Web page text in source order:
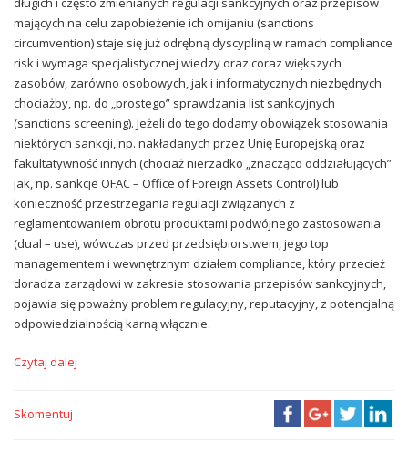
mających na celu zapobieżenie ich omijaniu (sanctions
circumvention) staje się już odrębną dyscypliną w ramach compliance
risk i wymaga specjalistycznej wiedzy oraz coraz większych
zasobów, zarówno osobowych, jak i informatycznych niezbędnych
chociażby, np. do „prostego” sprawdzania list sankcyjnych
(sanctions screening). Jeżeli do tego dodamy obowiązek stosowania
niektórych sankcji, np. nakładanych przez Unię Europejską oraz
fakultatywność innych (chociaż nierzadko „znacząco oddziałujących”
jak, np. sankcje OFAC – Office of Foreign Assets Control) lub
konieczność przestrzegania regulacji związanych z
reglamentowaniem obrotu produktami podwójnego zastosowania
(dual – use), wówczas przed przedsiębiorstwem, jego top
managementem i wewnętrznym działem compliance, który przecież
doradza zarządowi w zakresie stosowania przepisów sankcyjnych,
pojawia się poważny problem regulacyjny, reputacyjny, z potencjalną
odpowiedzialnością karną włącznie.
Czytaj dalej
Skomentuj